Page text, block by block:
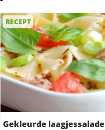
RECEPT
Gekleurde laagjessalade